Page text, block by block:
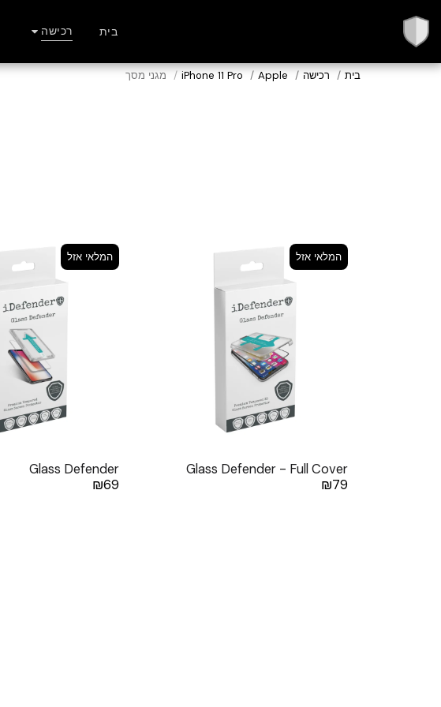
בית רכישה
בית רכישה Apple
iPhone 11 Pro מגני מסך
המלאי אזל
Glass Defender - Full Cover
₪79
המלאי אזל
Glass Defender
₪69